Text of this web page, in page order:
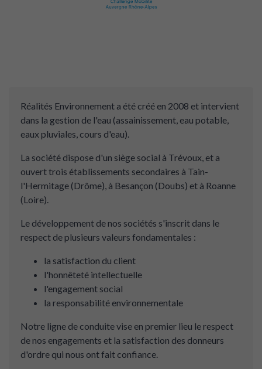
Réalités Environnement a été créé en 2008 et intervient
dans la gestion de l'eau (assainissement, eau potable,
eaux pluviales, cours d'eau).
La société dispose d'un siège social à Trévoux, et a
ouvert trois établissements secondaires à Tain-
l'Hermitage (Drôme), à Besançon (Doubs) et à Roanne
(Loire).
Le développement de nos sociétés s'inscrit dans le
respect de plusieurs valeurs fondamentales :
la satisfaction du client
l'honnêteté intellectuelle
l'engagement social
la responsabilité environnementale
Notre ligne de conduite vise en premier lieu le respect
de nos engagements et la satisfaction des donneurs
d'ordre qui nous ont fait confiance.